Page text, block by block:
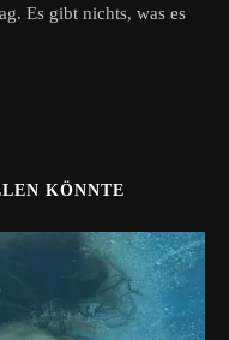
Es gibt nichts, was es
KÖNNTE